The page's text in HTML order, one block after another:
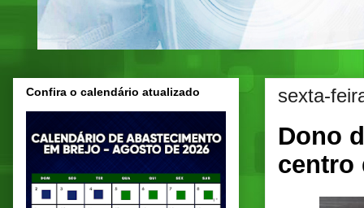
sexta-
Dono
centro
Confira o calendário atualizado